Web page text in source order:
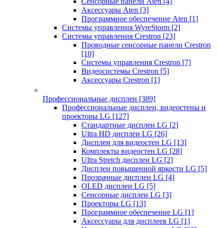
Аксессуары Aten [3]
Программное обеспечение Aten [1]
Системы управления WyreStorm [2]
Системы управления Crestron [23]
Проводные сенсорные панели Crestron
[10]
Системы управления Crestron [7]
Видеосистемы Crestron [5]
Аксессуары Crestron [1]
Профессиональные дисплеи [389]
Профессиональные дисплеи, видеостены и
проекторы LG [127]
Стандартные дисплеи LG [2]
Ultra HD дисплеи LG [26]
Дисплеи для видеостен LG [13]
Комплекты видеостен LG [28]
Ultra Stretch дисплеи LG [2]
Дисплеи повышенной яркости LG [5]
Прозрачные дисплеи LG [4]
OLED дисплеи LG [5]
Сенсорные дисплеи LG [3]
Проекторы LG [13]
Программное обеспечение LG [1]
Аксессуары для дисплеев LG [1]